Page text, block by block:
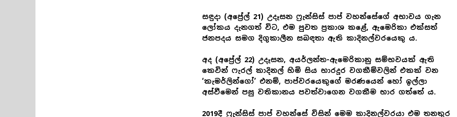
සඳුදා (අප්‍රේල් 21) උදෑසන ෆ්‍රැන්සිස් පාප් වහන්සේගේ අභාවය ගැන
ලෝකය දැනගත් විට, එම පුවත ප්‍රකාශ කළේ, ඇමෙරිකා එක්සත්
ජනපදය සමග දිගුකාලීන සබඳතා ඇති කාදිනල්වරයෙකු ය.
අද (අප්‍රේල් 22) උදෑසන, අයර්ලන්ත-ඇමෙරිකානු සම්භවයක් ඇති
කෙවින් ෆැරල් කාදිනල් හිමි සිය භාරදූර වගකීම්වලින් එකක් වන
‘කැමර්ලින්ගෝ’ එනම්, පාප්වරයෙකුගේ මරණයෙන් හෝ ඉල්ලා
අස්වීමෙන් පසු වතිකානය පවත්වාගෙන වගකීම භාර ගත්තේ ය.
2019දී ෆ්‍රැන්සිස් පාප් වහන්සේ විසින් මෙම කාදිනල්වරයා එම තනතුර